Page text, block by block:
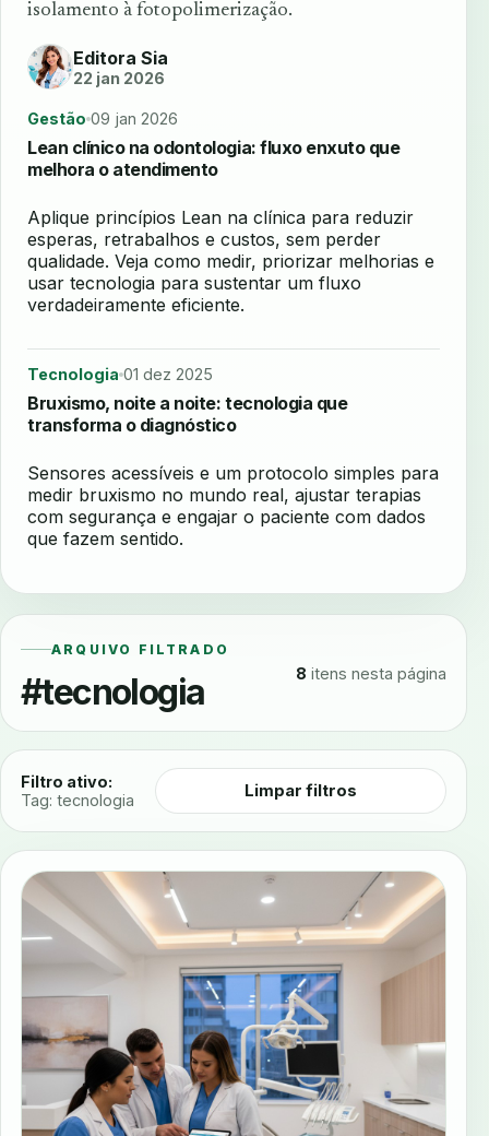
isolamento à fotopolimerização.
Editora Sia
22 jan 2026
Gestão 09 jan 2026
Lean clínico na odontologia: fluxo enxuto que
melhora o atendimento
Aplique princípios Lean na clínica para reduzir
esperas, retrabalhos e custos, sem perder
qualidade. Veja como medir, priorizar melhorias e
usar tecnologia para sustentar um fluxo
verdadeiramente eficiente.
Tecnologia 01 dez 2025
Bruxismo, noite a noite: tecnologia que
transforma o diagnóstico
Sensores acessíveis e um protocolo simples para
medir bruxismo no mundo real, ajustar terapias
com segurança e engajar o paciente com dados
que fazem sentido.
ARQUIVO FILTRADO
#tecnologia 8 itens nesta página
Filtro ativo:
Tag: tecnologia
Limpar filtros